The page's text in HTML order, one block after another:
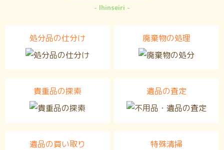
Ihinseiri
処分品の仕分け 廃棄物の処理
貴重品の探索 遺品の査定
遺品の買い取り 特殊清掃